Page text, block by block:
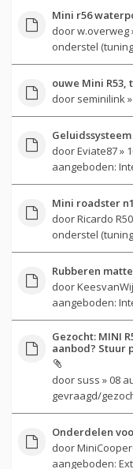
Mini r56
doorw.overweg
onderstel
ouwe Mini
door seminilink
doorEviate87»
aangeboden:
Mini roadster
doorRicardo R50
onderstel
Rubberen
door
aangeboden:
Gezocht: MINI
aanbod? Stuur
door suss » 08
gevraagd/
Onderdelen
door
aangeboden: